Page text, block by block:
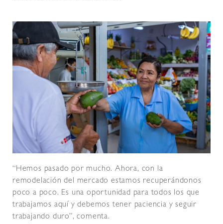
“Hemos pasado por mucho. Ahora, con la
remodelación del mercado estamos recuperándonos
poco a poco. Es una oportunidad para todos los que
trabajamos aquí y debemos tener paciencia y seguir
trabajando duro”, comenta.